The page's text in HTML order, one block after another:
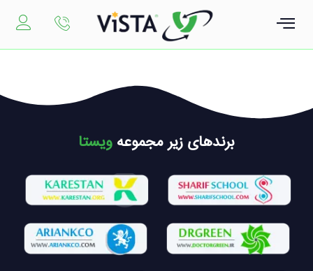
برندهای زیر مجموعه ویستا